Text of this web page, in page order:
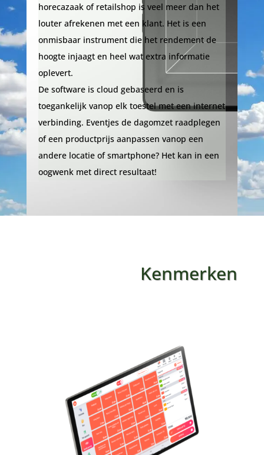
horecazaak of retailshop is veel meer dan het
louter afrekenen met een klant. Het is een
onmisbaar instrument die het rendement de
hoogte injaagt en heel wat extra informatie
oplevert.
De software is cloud gebaseerd en is
toegankelijk vanop elk toestel met een internet
verbinding. Eventjes de dagomzet raadplegen
of een productprijs aanpassen vanop een
andere locatie of smartphone? Het kan in een
oogwenk met direct resultaat!
Kenmerken